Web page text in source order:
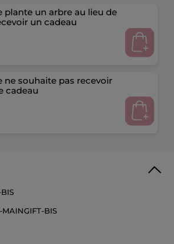
plante un arbre au lieu de
un cadeau
ne souhaite pas recevoir
cadeau
BIS